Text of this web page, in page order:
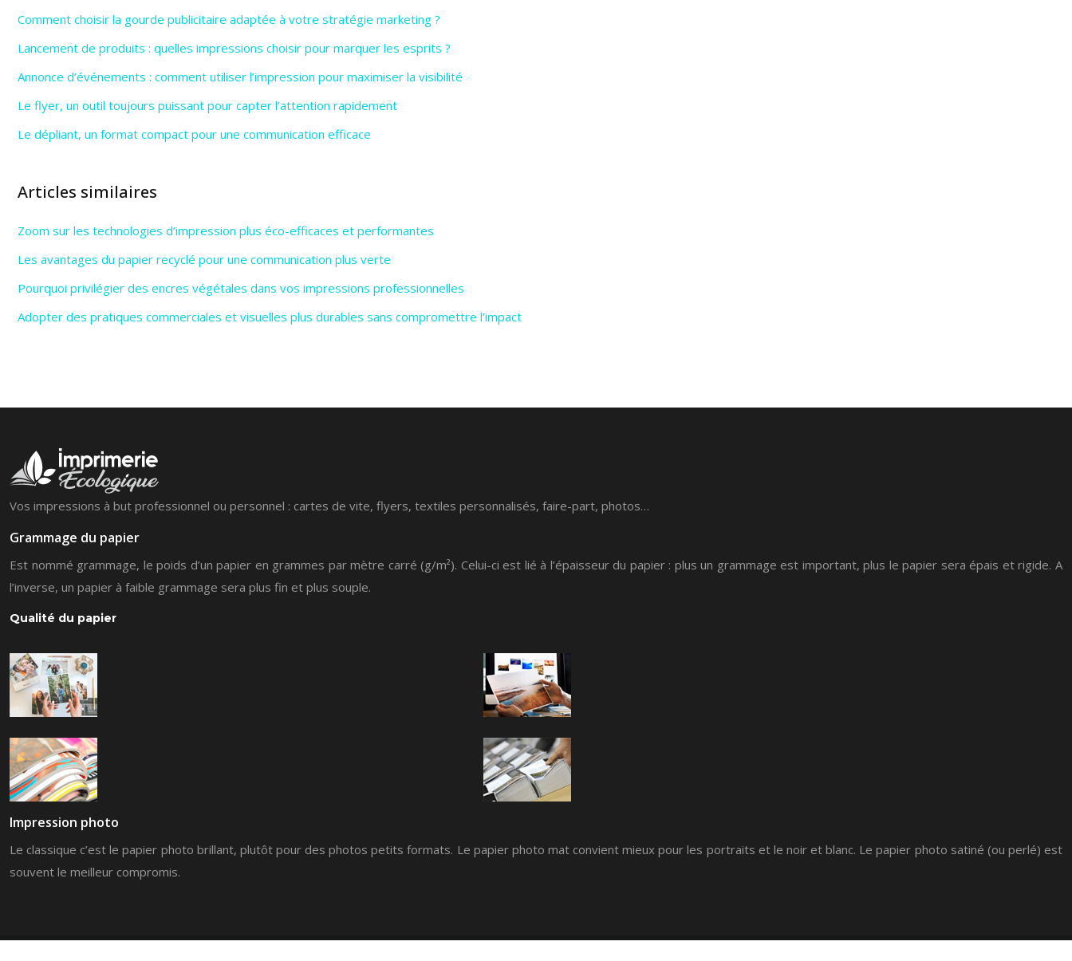
Comment choisir la gourde publicitaire adaptée à votre stratégie marketing ?
Lancement de produits : quelles impressions choisir pour marquer les esprits ?
Annonce d’événements : comment utiliser l’impression pour maximiser la visibilité
Le flyer, un outil toujours puissant pour capter l’attention rapidement
Le dépliant, un format compact pour une communication efficace
Articles similaires
Zoom sur les technologies d’impression plus éco-efficaces et performantes
Les avantages du papier recyclé pour une communication plus verte
Pourquoi privilégier des encres végétales dans vos impressions professionnelles
Adopter des pratiques commerciales et visuelles plus durables sans compromettre l’impact
Vos impressions à but professionnel ou personnel : cartes de vite, flyers, textiles personnalisés, faire-part, photos…
Grammage du papier
Est nommé grammage, le poids d’un papier en grammes par mètre carré (g/m²). Celui-ci est lié à l’épaisseur du papier : plus un grammage est important, plus le papier sera épais et rigide. A
l’inverse, un papier à faible grammage sera plus fin et plus souple.
Qualité du papier
Impression photo
Le classique c’est le papier photo brillant, plutôt pour des photos petits formats. Le papier photo mat convient mieux pour les portraits et le noir et blanc. Le papier photo satiné (ou perlé) est
souvent le meilleur compromis.